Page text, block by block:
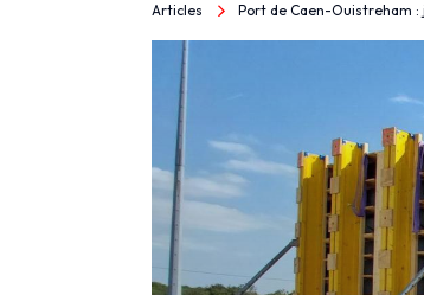
Fil
d'Ariane
Articles Port de Caen-Ouistreham
Port
de
Caen-
Ouistreham
: